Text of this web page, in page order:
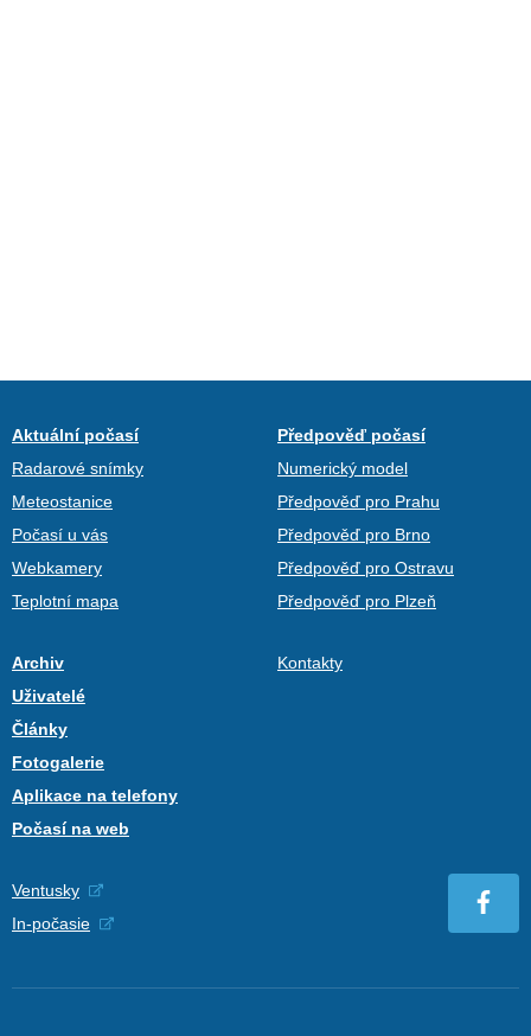
Aktuální počasí
Radarové snímky
Meteostanice
Počasí u vás
Webkamery
Teplotní mapa
Předpověď počasí
Numerický model
Předpověď pro Prahu
Předpověď pro Brno
Předpověď pro Ostravu
Předpověď pro Plzeň
Archiv
Uživatelé
Články
Fotogalerie
Aplikace na telefony
Počasí na web
Kontakty
Ventusky
In-počasie